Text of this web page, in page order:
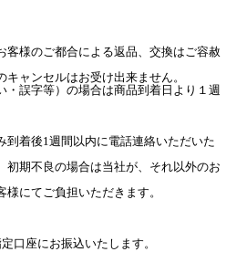
客様のご都合による返品、交換はご容赦
ャンセルはお受け出来ません。
・誤字等）の場合は商品到着日より１週
到着後1週間以内に電話連絡いただいた
初期不良の場合は当社が、それ以外のお
にてご負担いただきます。
口座にお振込いたします。